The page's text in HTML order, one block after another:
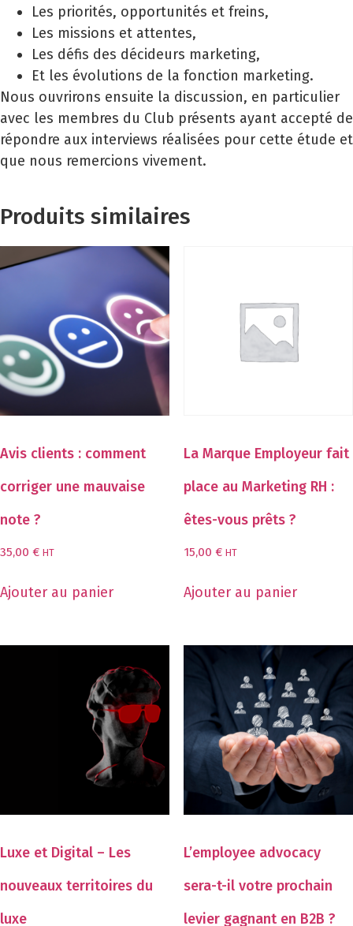
Les priorités, opportunités et freins,
Les missions et attentes,
Les défis des décideurs marketing,
Et les évolutions de la fonction marketing.
Nous ouvrirons ensuite la discussion, en particulier
avec les membres du Club présents ayant accepté de
répondre aux interviews réalisées pour cette étude et
que nous remercions vivement.
Produits similaires
Avis clients : comment
corriger une mauvaise
note ?
35,00 € HT
Ajouter au panier
La Marque Employeur fait
place au Marketing RH :
êtes-vous prêts ?
15,00 € HT
Ajouter au panier
Luxe et Digital – Les
nouveaux territoires du
luxe
L’employee advocacy
sera-t-il votre prochain
levier gagnant en B2B ?